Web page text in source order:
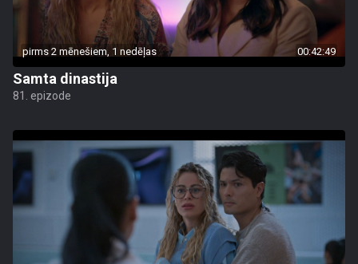
pirms 2 mēnešiem, 1 nedēļas 00:42:49
Samta dinastija
81. epizode